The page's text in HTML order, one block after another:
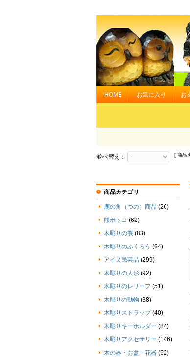
HOME お気に入り お
並べ替え： [ 商品
商品カテゴリ
鹿の角（つの）商品 (26)
熊ボッコ (62)
木彫りの熊 (83)
木彫りのふくろう (64)
アイヌ民芸品 (299)
木彫りの人形 (92)
木彫りのレリーフ (51)
木彫りの動物 (38)
木彫りストラップ (40)
木彫りキーホルダー (84)
木彫りアクセサリー (146)
木の器・お盆・花器 (52)